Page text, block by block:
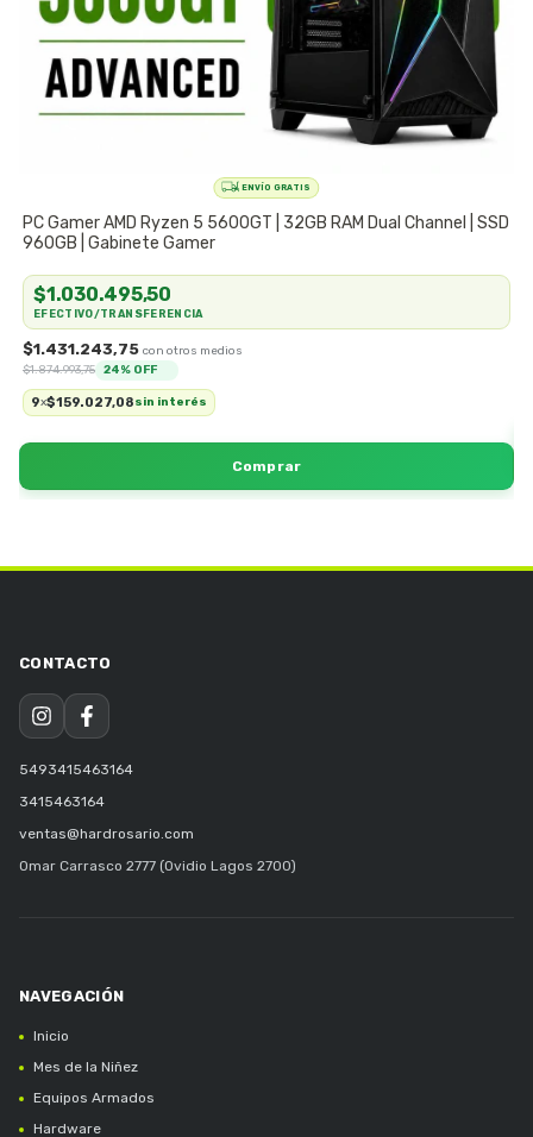
PC Gamer AMD Ryzen 5 5600GT | 32GB RAM Dual Channel | SSD
960GB | Gabinete Gamer
$1.431.243,75
$1.874.993,75 24% OFF
9x$159.027,08sin interés
$1.030.495,50
EFECTIVO/TRANSFERENCIA
5493415463164
3415463164
ventas@hardrosario.com
Omar Carrasco 2777 (Ovidio Lagos 2700)
Inicio
Mes de la Niñez
Equipos Armados
Hardware